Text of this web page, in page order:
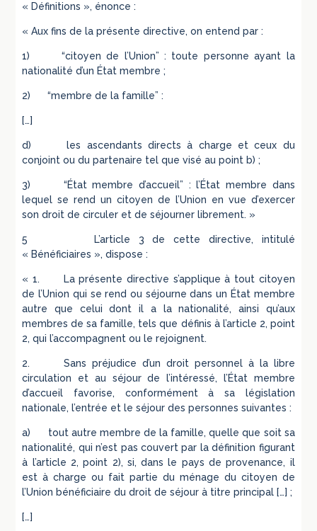
« Définitions », énonce :
« Aux fins de la présente directive, on entend par :
1) “citoyen de l’Union” : toute personne ayant la
nationalité d’un État membre ;
2) “membre de la famille” :
[…]
d) les ascendants directs à charge et ceux du
conjoint ou du partenaire tel que visé au point b) ;
3) “État membre d’accueil” : l’État membre dans
lequel se rend un citoyen de l’Union en vue d’exercer
son droit de circuler et de séjourner librement. »
5 L’article 3 de cette directive, intitulé
« Bénéficiaires », dispose :
« 1. La présente directive s’applique à tout citoyen
de l’Union qui se rend ou séjourne dans un État membre
autre que celui dont il a la nationalité, ainsi qu’aux
membres de sa famille, tels que définis à l’article 2, point
2, qui l’accompagnent ou le rejoignent.
2. Sans préjudice d’un droit personnel à la libre
circulation et au séjour de l’intéressé, l’État membre
d’accueil favorise, conformément à sa législation
nationale, l’entrée et le séjour des personnes suivantes :
a) tout autre membre de la famille, quelle que soit sa
nationalité, qui n’est pas couvert par la définition figurant
à l’article 2, point 2), si, dans le pays de provenance, il
est à charge ou fait partie du ménage du citoyen de
l’Union bénéficiaire du droit de séjour à titre principal […] ;
[…]